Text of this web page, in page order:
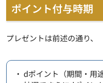
ポイント付与時期
プレゼントは前述の通り、
・ dポイント（期間・用